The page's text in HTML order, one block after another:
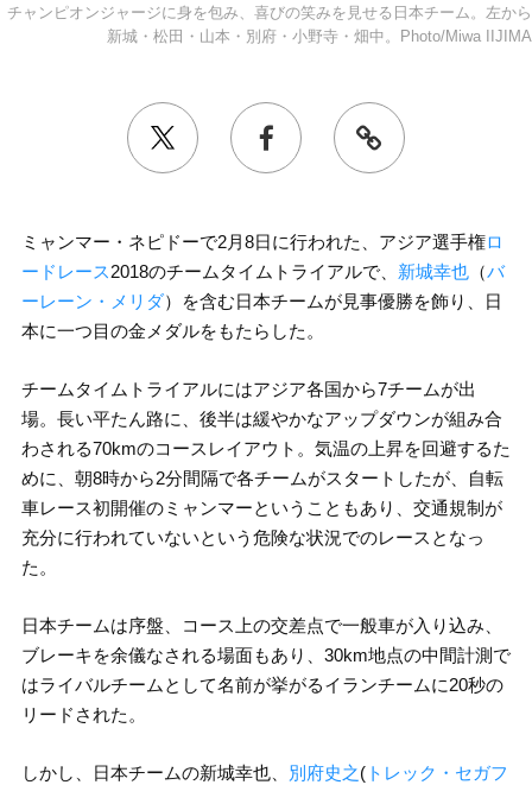
チャンピオンジャージに身を包み、喜びの笑みを見せる日本チーム。左から
新城・松田・山本・別府・小野寺・畑中。Photo/Miwa IIJIMA
ミャンマー・ネピドーで2月8日に行われた、アジア選手権ロ
ードレース2018のチームタイムトライアルで、 新城幸也（バ
ーレーン・メリダ）を含む日本チームが見事優勝を飾り、日
本に一つ目の金メダルをもたらした。
チームタイムトライアルにはアジア各国から7チームが出
場。長い平たん路に、後半は緩やかなアップダウンが組み合
わされる70kmのコースレイアウト。気温の上昇を回避するた
めに、朝8時から2分間隔で各チームがスタートしたが、自転
車レース初開催のミャンマーということもあり、交通規制が
充分に行われていないという危険な状況でのレースとなっ
た。
日本チームは序盤、コース上の交差点で一般車が入り込み、
ブレーキを余儀なされる場面もあり、30km地点の中間計測で
はライバルチームとして名前が挙がるイランチームに20秒の
リードされた。
しかし、日本チームの新城幸也、 別府史之(トレック・セガフ